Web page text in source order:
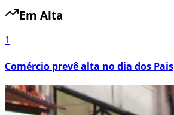
Em Alta
1
Comércio prevê alta no dia dos Pais